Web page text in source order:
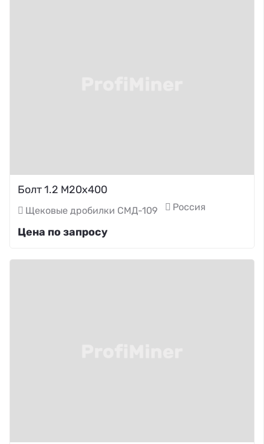
Болт 1.2 М20х400
Щековые дробилки СМД-109 Россия
Цена по запросу